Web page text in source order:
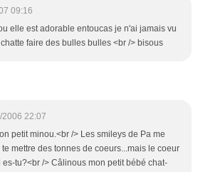
09:16
elle est adorable entoucas je n'ai jamais vu
faire des bulles bulles <br /> bisous
2006 22:07
petit minou.<br /> Les smileys de Pa me
mettre des tonnes de coeurs...mais le coeur
es-tu?<br /> Câlinous mon petit bébé chat-